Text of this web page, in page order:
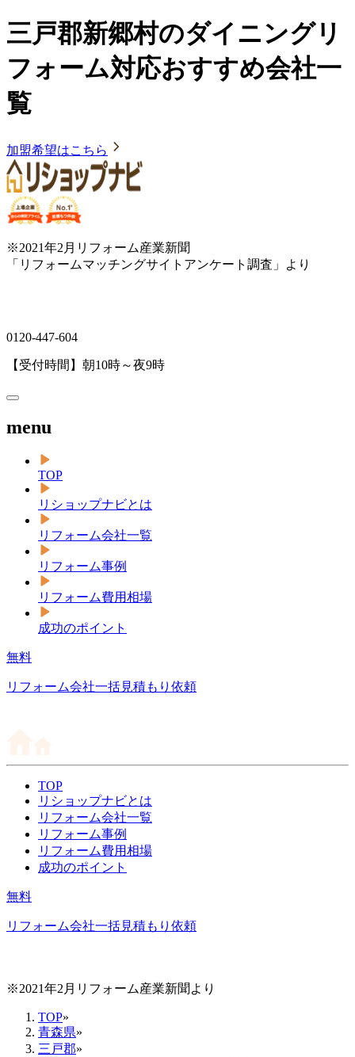
三戸郡新郷村のダイニングリ
フォーム対応おすすめ会社一
覧
加盟希望はこちら
※2021年2月リフォーム産業新聞
「リフォームマッチングサイトアンケート調査」より
0120-447-604
【受付時間】朝10時～夜9時
menu
TOP
リショップナビとは
リフォーム会社一覧
リフォーム事例
リフォーム費用相場
成功のポイント
無料
リフォーム会社一括見積もり依頼
TOP
リショップナビとは
リフォーム会社一覧
リフォーム事例
リフォーム費用相場
成功のポイント
無料
リフォーム会社一括見積もり依頼
※2021年2月リフォーム産業新聞より
TOP»
青森県»
三戸郡»